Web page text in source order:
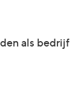
als bedrijf